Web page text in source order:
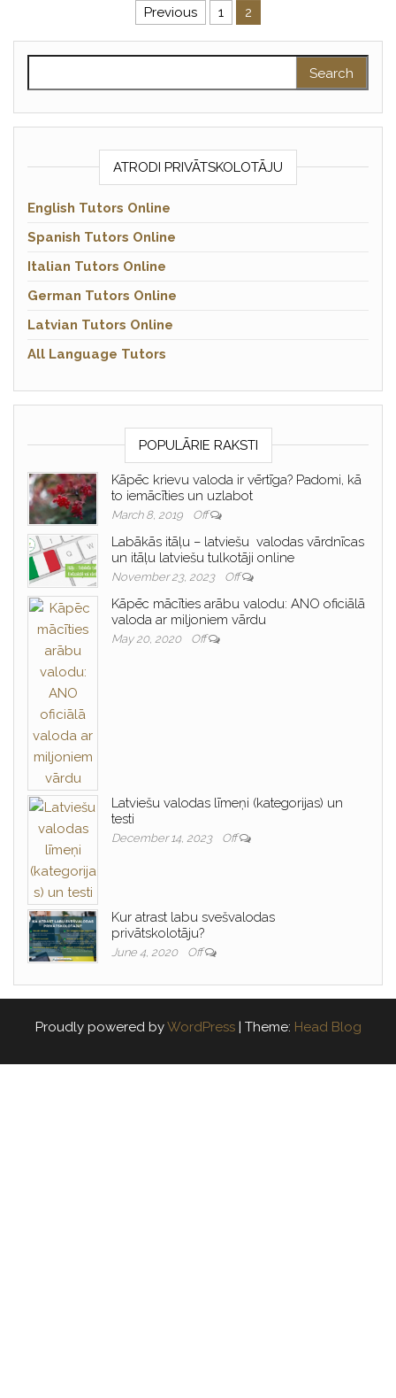
Posts pagination
Previous 1 2
ATRODI PRIVĀTSKOLOTĀJU
English Tutors Online
Spanish Tutors Online
Italian Tutors Online
German Tutors Online
Latvian Tutors Online
All Language Tutors
POPULĀRIE RAKSTI
Kāpēc krievu valoda ir vērtīga? Padomi, kā
to iemācīties un uzlabot
March 8, 2019 Off
Labākās itāļu – latviešu valodas vārdnīcas
un itāļu latviešu tulkotāji online
November 23, 2023 Off
Kāpēc mācīties arābu valodu: ANO oficiālā
valoda ar miljoniem vārdu
May 20, 2020 Off
Latviešu valodas līmeņi (kategorijas) un
testi
December 14, 2023 Off
Kur atrast labu svešvalodas
privātskolotāju?
June 4, 2020 Off
Proudly powered byWordPress | Theme: Head Blog